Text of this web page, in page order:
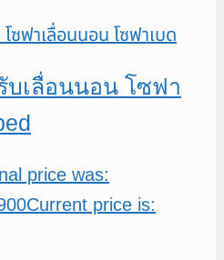
บเลื่อนนอน โซฟา
price was:
Current price is: